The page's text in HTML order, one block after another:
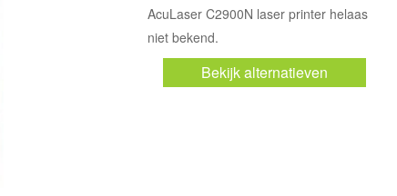
AcuLaser C2900N laser printer helaas
niet bekend.
Bekijk alternatieven